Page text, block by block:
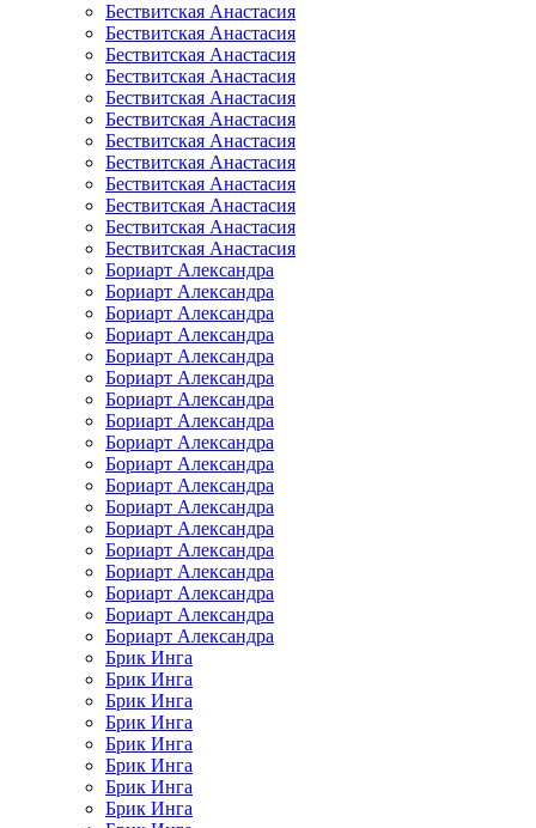
Бествитская Анастасия
Бествитская Анастасия
Бествитская Анастасия
Бествитская Анастасия
Бествитская Анастасия
Бествитская Анастасия
Бествитская Анастасия
Бествитская Анастасия
Бествитская Анастасия
Бествитская Анастасия
Бествитская Анастасия
Бествитская Анастасия
Бориарт Александра
Бориарт Александра
Бориарт Александра
Бориарт Александра
Бориарт Александра
Бориарт Александра
Бориарт Александра
Бориарт Александра
Бориарт Александра
Бориарт Александра
Бориарт Александра
Бориарт Александра
Бориарт Александра
Бориарт Александра
Бориарт Александра
Бориарт Александра
Бориарт Александра
Бориарт Александра
Брик Инга
Брик Инга
Брик Инга
Брик Инга
Брик Инга
Брик Инга
Брик Инга
Брик Инга